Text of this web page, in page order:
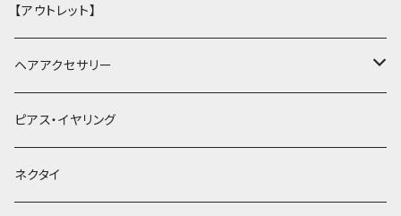
【アウトレット】
ヘアアクセサリー
ヘアクリップ
ヘッドドレス・カチューシャ
ピアス・イヤリング
ネクタイ